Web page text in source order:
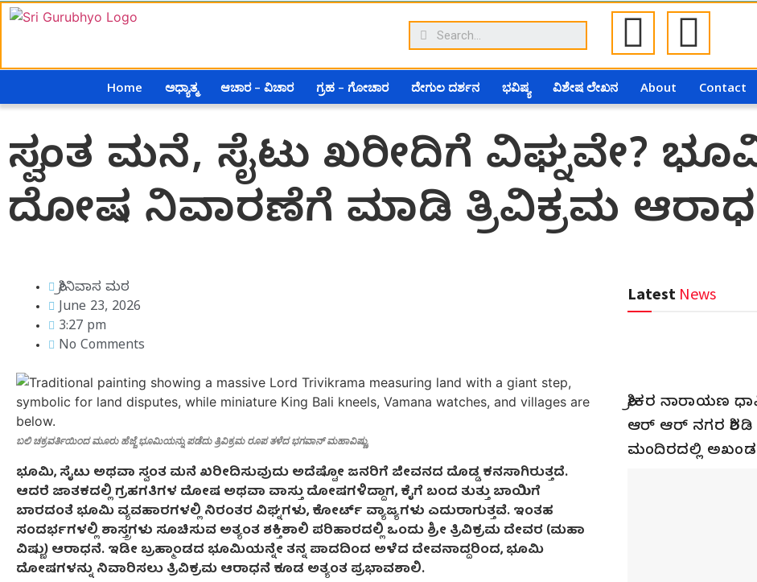
Home ಅಧ್ಯಾತ್ಮ ಆಚಾರ – ವಿಚಾರ ಗ್ರಹ – ಗೋಚಾರ ದೇಗುಲ ದರ್ಶನ ಭವಿಷ್ಯ ವಿಶೇಷ ಲೇಖನ About Contact
ಸ್ವಂತ ಮನೆ, ಸೈಟು ಖರೀದಿಗೆ ವಿಘ್ನವೇ?
ದೋಷ ನಿವಾರಣೆಗೆ ಮಾಡಿ ತ್ರಿವಿಕ್ರಮ
ಶ್ರೀನಿವಾಸ ಮಠ
June 23, 2026
3:27 pm
No Comments
ಬಲಿ ಚಕ್ರವರ್ತಿಯಿಂದ ಮೂರು ಹೆಜ್ಜೆ ಭೂಮಿಯನ್ನು ಪಡೆದು ತ್ರಿವಿಕ್ರಮ ರೂಪ ತಳೆದ ಭಗವಾನ್ ಮಹಾವಿಷ್ಣು.
ಭೂಮಿ, ಸೈಟು ಅಥವಾ ಸ್ವಂತ ಮನೆ ಖರೀದಿಸುವುದು ಅದೆಷ್ಟೋ ಜನರಿಗೆ ಜೀವನದ ದೊಡ್ಡ ಕನಸಾಗಿರುತ್ತದೆ.
ಆದರೆ ಜಾತಕದಲ್ಲಿ ಗ್ರಹಗತಿಗಳ ದೋಷ ಅಥವಾ ವಾಸ್ತು ದೋಷಗಳಿದ್ದಾಗ, ಕೈಗೆ ಬಂದ ತುತ್ತು ಬಾಯಿಗೆ
ಬಾರದಂತೆ ಭೂಮಿ ವ್ಯವಹಾರಗಳಲ್ಲಿ ನಿರಂತರ ವಿಘ್ನಗಳು, ಕೋರ್ಟ್ ವ್ಯಾಜ್ಯಗಳು ಎದುರಾಗುತ್ತವೆ. ಇಂತಹ
ಸಂದರ್ಭಗಳಲ್ಲಿ ಶಾಸ್ತ್ರಗಳು ಸೂಚಿಸುವ ಅತ್ಯಂತ ಶಕ್ತಿಶಾಲಿ ಪರಿಹಾರದಲ್ಲಿ ಒಂದು ಶ್ರೀ ತ್ರಿವಿಕ್ರಮ ದೇವರ (ಮಹಾ
ವಿಷ್ಣು) ಆರಾಧನೆ. ಇಡೀ ಬ್ರಹ್ಮಾಂಡದ ಭೂಮಿಯನ್ನೇ ತನ್ನ ಪಾದದಿಂದ ಅಳೆದ ದೇವನಾದ್ದರಿಂದ, ಭೂಮಿ
ದೋಷಗಳನ್ನು ನಿವಾರಿಸಲು ತ್ರಿವಿಕ್ರಮ ಆರಾಧನೆ ಕೂಡ ಅತ್ಯಂತ ಪ್ರಭಾವಶಾಲಿ.
Latest News
ಶ್ರೀಕರ ನಾರಾಯಣ
ಆರ್ ಆರ್ ನಗರ
ಮಂದಿರದಲ್ಲಿ